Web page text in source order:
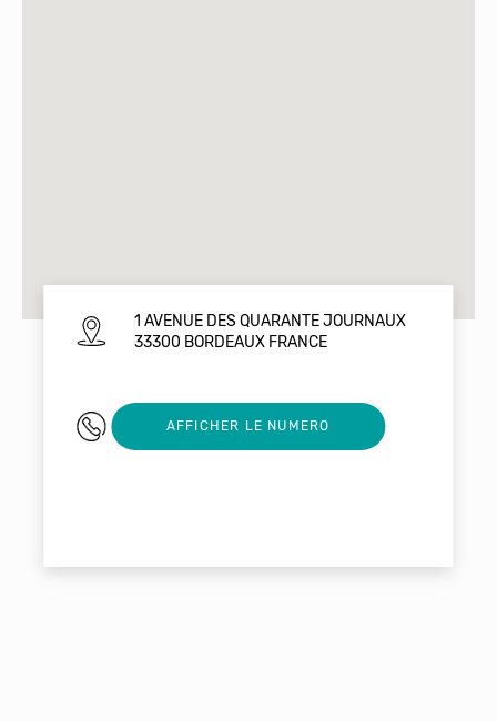
1 AVENUE DES QUARANTE JOURNAUX
33300 BORDEAUX FRANCE
09 67 53 90 86
AFFICHER LE NUMERO